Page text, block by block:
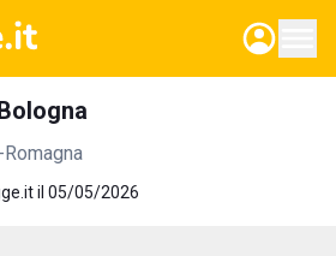
il 05/05/2026